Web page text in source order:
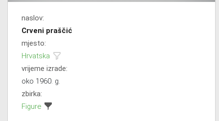
naslov:
Crveni praščić
mjesto:
Hrvatska
vrijeme izrade:
oko 1960. g.
zbirka:
Figure